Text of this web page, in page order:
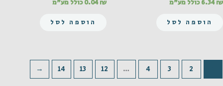
מתוך6.34₪ כולל מע"מ
הוספה לסל
מתוך0.04₪ כולל מע"מ
הוספה לסל
2
3
4
…
12
13
14
←